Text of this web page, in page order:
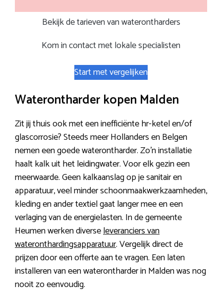
Bekijk de tarieven van waterontharders
Kom in contact met lokale specialisten
Start met vergelijken
Waterontharder kopen Malden
Zit jij thuis ook met een inefficiënte hr-ketel en/of
glascorrosie? Steeds meer Hollanders en Belgen
nemen een goede waterontharder. Zo’n installatie
haalt kalk uit het leidingwater. Voor elk gezin een
meerwaarde. Geen kalkaanslag op je sanitair en
apparatuur, veel minder schoonmaakwerkzaamheden,
kleding en ander textiel gaat langer mee en een
verlaging van de energielasten. In de gemeente
Heumen werken diverseleveranciers van
wateronthardingsapparatuur. Vergelijk direct de
prijzen door een offerte aan te vragen. Een laten
installeren van een waterontharder in Malden was nog
nooit zo eenvoudig.